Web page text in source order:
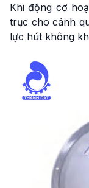
Khi động cơ
trục cho cánh
lực hút không